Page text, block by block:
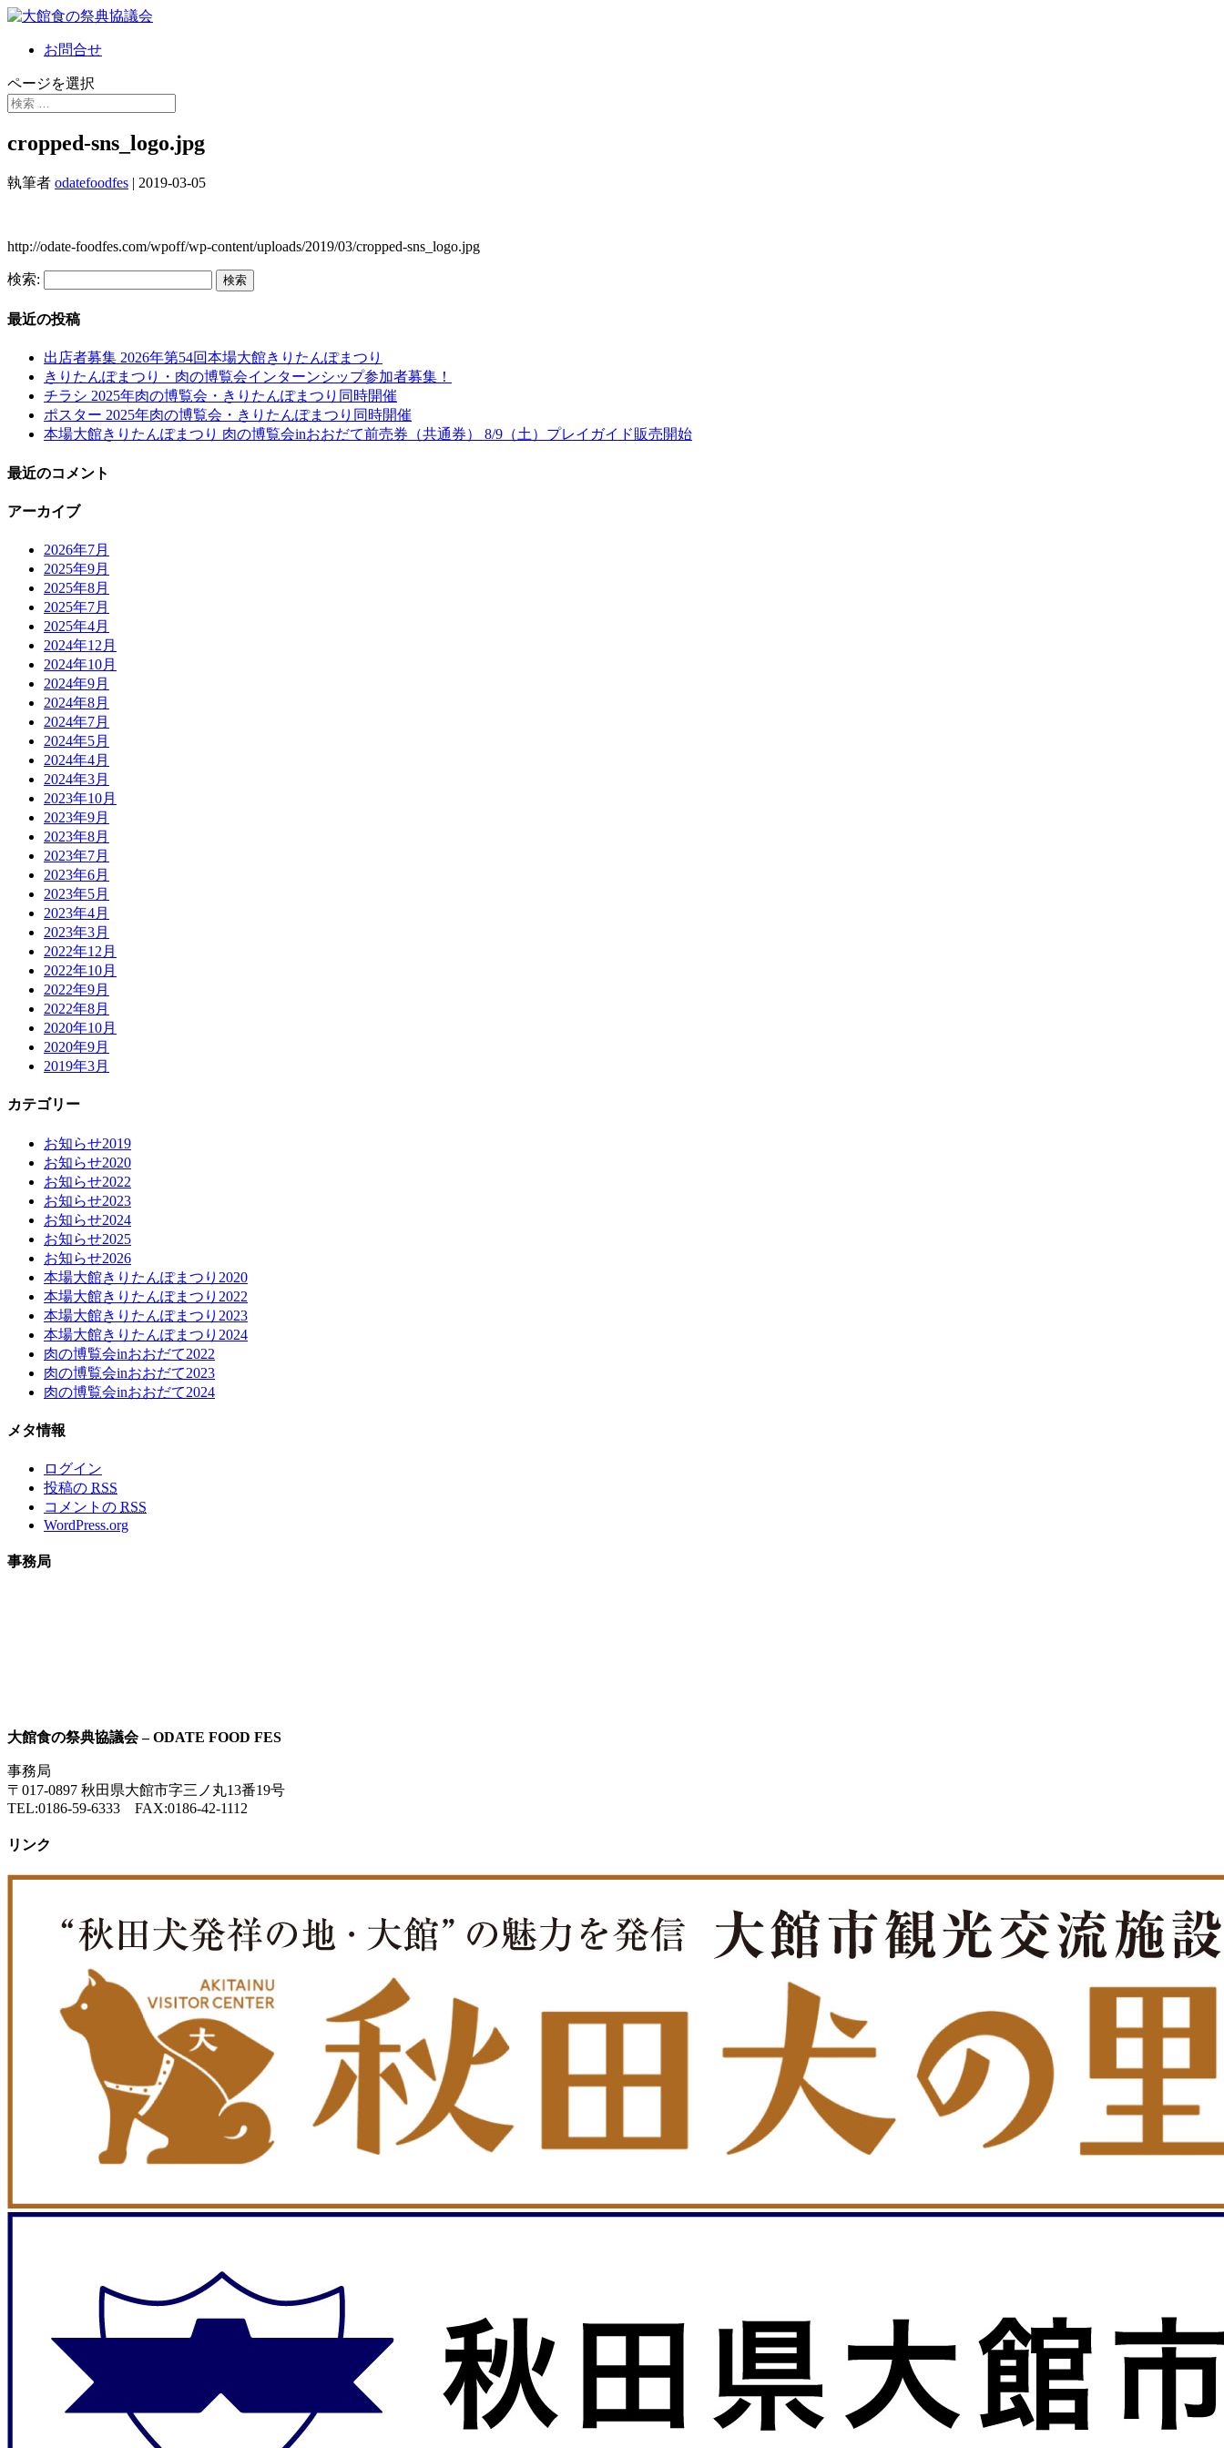
お問合せ
ページを選択
cropped-sns_logo.jpg
執筆者 odatefoodfes | 2019-03-05
http://odate-foodfes.com/wpoff/wp-content/uploads/2019/03/cropped-sns_logo.jpg
検索:
最近の投稿
出店者募集 2026年第54回本場大館きりたんぽまつり
きりたんぽまつり・肉の博覧会インターンシップ参加者募集！
チラシ 2025年肉の博覧会・きりたんぽまつり同時開催
ポスター 2025年肉の博覧会・きりたんぽまつり同時開催
本場大館きりたんぽまつり 肉の博覧会inおおだて前売券（共通券） 8/9（土）プレイガイド販売開始
最近のコメント
アーカイブ
2026年7月
2025年9月
2025年8月
2025年7月
2025年4月
2024年12月
2024年10月
2024年9月
2024年8月
2024年7月
2024年5月
2024年4月
2024年3月
2023年10月
2023年9月
2023年8月
2023年7月
2023年6月
2023年5月
2023年4月
2023年3月
2022年12月
2022年10月
2022年9月
2022年8月
2020年10月
2020年9月
2019年3月
カテゴリー
お知らせ2019
お知らせ2020
お知らせ2022
お知らせ2023
お知らせ2024
お知らせ2025
お知らせ2026
本場大館きりたんぽまつり2020
本場大館きりたんぽまつり2022
本場大館きりたんぽまつり2023
本場大館きりたんぽまつり2024
肉の博覧会inおおだて2022
肉の博覧会inおおだて2023
肉の博覧会inおおだて2024
メタ情報
ログイン
投稿の RSS
コメントの RSS
WordPress.org
事務局
大館食の祭典協議会 – ODATE FOOD FES
事務局
〒017-0897 秋田県大館市字三ノ丸13番19号
TEL:0186-59-6333 FAX:0186-42-1112
リンク